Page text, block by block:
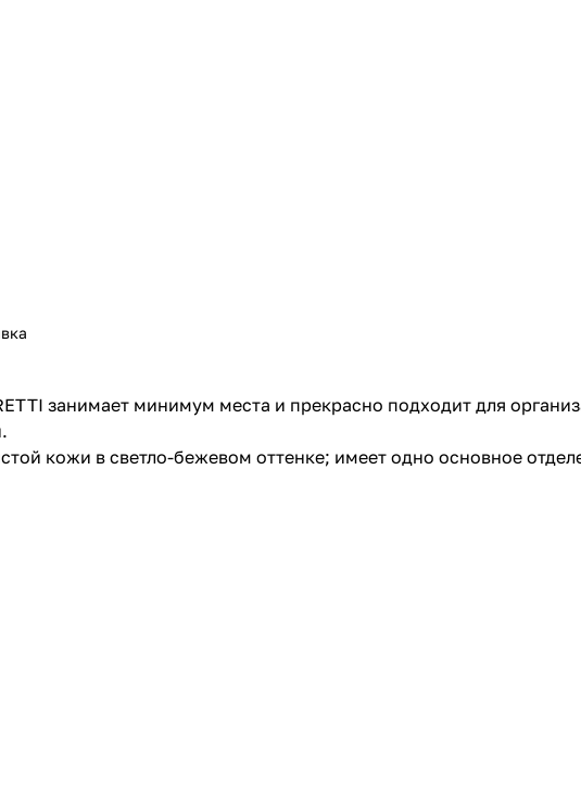
занимает минимум места и прекрасно подходит для
кожи в светло-бежевом оттенке; имеет одно основное